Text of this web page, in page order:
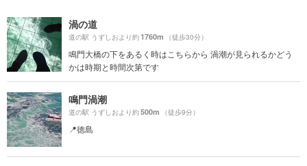
渦の道
道の駅 うずしおより約1760m （徒歩30分）
鳴門大橋の下をあるく時はこちらから 渦潮が見られるかどう
かは時期と時間次第です
鳴門渦潮
道の駅 うずしおより約500m （徒歩9分）
📍徳島